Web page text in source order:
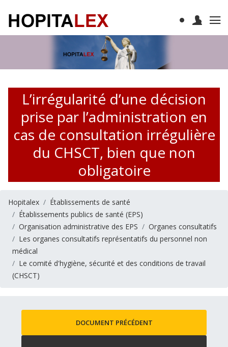
L’irrégularité d’une décision
prise par l’administration en
cas de consultation irrégulière
du CHSCT, bien que non
obligatoire
Hopitalex
Établissements de santé
Établissements publics de santé (EPS)
Organisation administrative des EPS
Organes consultatifs
Les organes consultatifs représentatifs du personnel non
médical
Le comité d'hygiène, sécurité et des conditions de travail
(CHSCT)
DOCUMENT PRÉCÉDENT